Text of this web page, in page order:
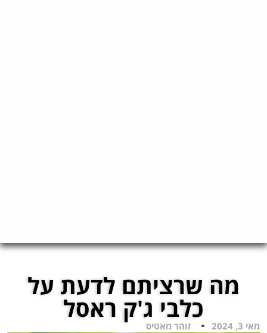
מה שרציתם לדעת על
כלבי ג'ק ראסל
מאי 3, 2024 זוהר מאטיס